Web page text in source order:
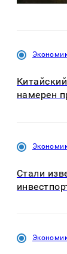
намерен
Стали